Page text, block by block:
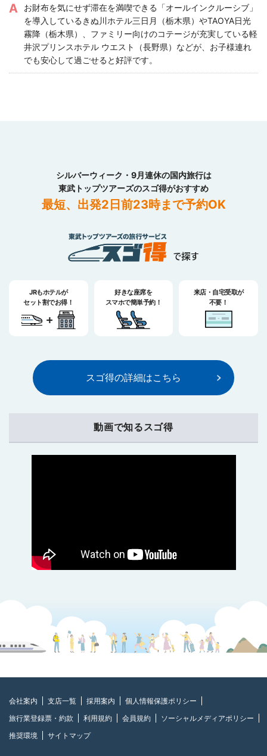
お財布を気にせず滞在を満喫できる「オールインクルーシブ」
を導入しているきぬ川ホテル三日月（栃木県）やTAOYA日光
霧降（栃木県）、ファミリー向けのコテージが充実している軽
井沢プリンスホテル ウエスト（長野県）などが、お子様連れ
でも安心して過ごせると好評です。
シルバーウィーク・9月連休の国内旅行は
東武トップツアーズのスゴ得がおすすめ
最短、出発2日前23時まで予約OK
JRもホテルが
セット割でお得！
好きな座席を
スマホで簡単予約！
来店・自宅受取が
不要！
動画で知るスゴ得
スゴ得の詳細はこちら
会社案内 支店一覧 採用案内
個人情報保護ポリシー
旅行業登録票・約款
利用規約 会員規約
ソーシャルメディアポリシー
推奨環境
サイトマップ